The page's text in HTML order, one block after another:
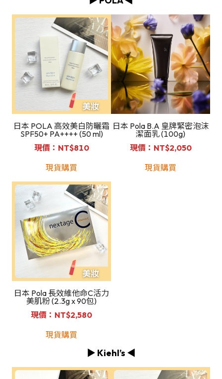
日本 POLA 高效美白防曬霜
SPF50+ PA++++ (50 ml)
現價：NT$810
現貨購買
日本 Pola B.A 皇牌緊密泡沫
潔面乳 (100g)
現價：NT$2,050
現貨購買
日本 Pola 長效維他命C活力
美肌粉 (2.3g x 90包)
現價：NT$2,580
現貨購買
▶️ Kiehl’s ◀️